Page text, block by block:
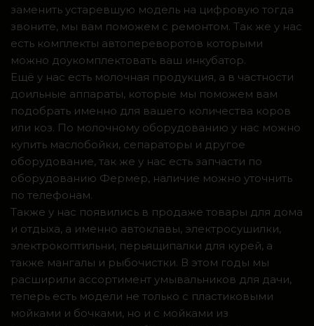
заменить устаревшую модель на цифровую тогда
звоните, мы вам поможем с ремонтом. Так же у нас
есть комплекты автопереворотов которыми
можно доукомплектовать ваш инкубатор.
Ещё у нас есть молочная продукция, а в частности
доильные аппараты, которые мы поможем вам
подобрать именно для вашего количества коров
или коз. По молочному оборудованию у нас можно
купить маслобойки, сепараторы и другое
оборудование, так же у нас есть запчасти по
оборудованию Фермер, наличие можно уточнить
по телефонам.
Также у нас появились в продаже товары для дома
и отдыха, а именно автоклавы, электросушилки,
электрокоптильни, перьящипалки для курей, а
также мангалы и рыбочистки. В этом годы мы
расширили ассортимент умывальников для дачи,
теперь есть модели не только с пластиковыми
мойками и бочками, но и с мойками из